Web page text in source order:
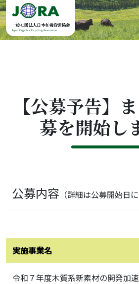
Skip to content
一般社団法人日本有機資源協会
Japan Organics Recycling Association
【公募予告】
募を開始し
公募内容 （詳細は公募開始日
実施事業名
令和７年度木質系新素材の開発加